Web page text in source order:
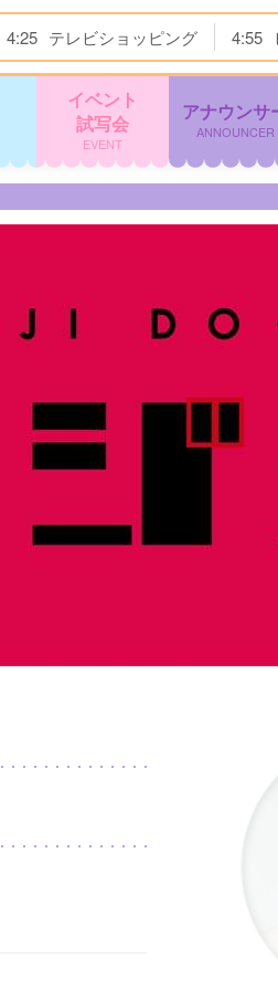
4:25 テレビショッピング 4:55
イベント
試写会
EVENT
アナウンサ
ANNOUNCER